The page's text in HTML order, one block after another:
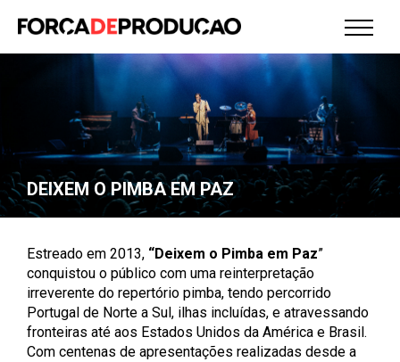
DEIXEM O PIMBA EM PAZ
Estreado em 2013, “Deixem o Pimba em Paz”
conquistou o público com uma reinterpretação
irreverente do repertório pimba, tendo percorrido
Portugal de Norte a Sul, ilhas incluídas, e atravessando
fronteiras até aos Estados Unidos da América e Brasil.
Com centenas de apresentações realizadas desde a